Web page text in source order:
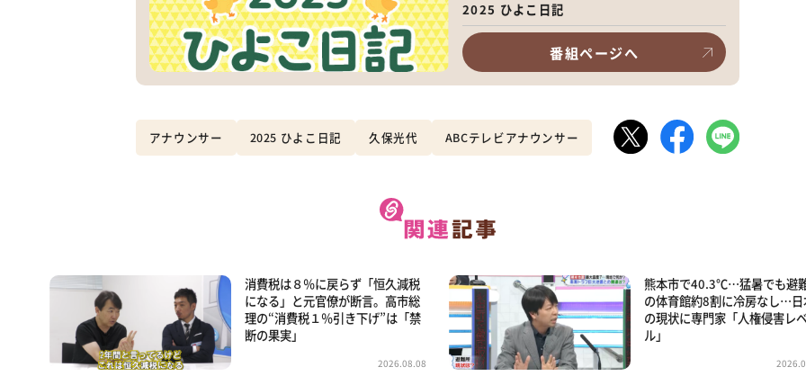
2025 ひよこ日記
番組ページへ
アナウンサー 2025 ひよこ日記 久保光代 ABCテレビアナウンサー
消費税は８％に戻らず「恒久減税
になる」と元官僚が断言。高市総
理の“消費税１％引き下げ”は「禁
断の果実」
2026.08.08
熊本市で40.3℃…猛暑でも避
の体育館約8割に冷房なし…日
の現状に専門家「人権侵害レ
ル」